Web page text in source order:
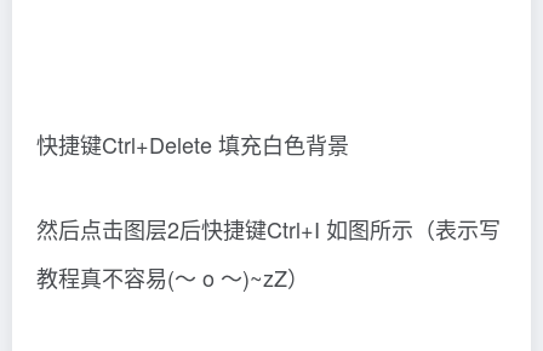
快捷键Ctrl+Delete 填充白色背景
然后点击图层2后快捷键Ctrl+I 如图所示（表示写
教程真不容易(～ o ～)~zZ）